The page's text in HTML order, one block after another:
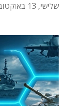
שלישי, 13 באוקטובר 2026